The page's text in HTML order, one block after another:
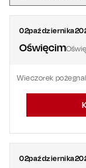
02października
Oświęcim
Wieczorek
02października